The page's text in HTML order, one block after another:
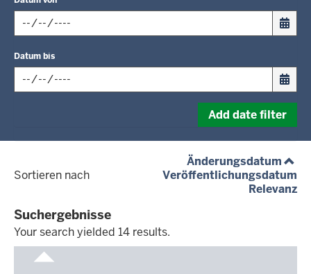
date
format:
Datum bis
dd.mm.yyyy
Add date filter
Sortieren nach
Änderungsdatum
Veröffentlichungsdatum
Relevanz
Suchergebnisse
Your search yielded 14 results.
Your